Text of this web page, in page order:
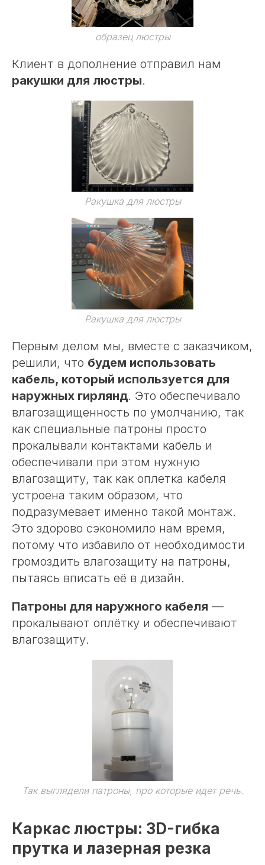
образец люстры
Клиент в дополнение отправил нам
ракушки для люстры.
Ракушка для люстры
Ракушка для люстры
Первым делом мы, вместе с заказчиком,
решили, что будем использовать
кабель, который используется для
наружных гирлянд. Это обеспечивало
влагозащищенность по умолчанию, так
как специальные патроны просто
прокалывали контактами кабель и
обеспечивали при этом нужную
влагозащиту, так как оплетка кабеля
устроена таким образом, что
подразумевает именно такой монтаж.
Это здорово сэкономило нам время,
потому что избавило от необходимости
громоздить влагозащиту на патроны,
пытаясь вписать её в дизайн.
Патроны для наружного кабеля —
прокалывают оплётку и обеспечивают
влагозащиту.
Так выглядели патроны, про которые идет речь.
Каркас люстры: 3D-гибка
прутка и лазерная резка